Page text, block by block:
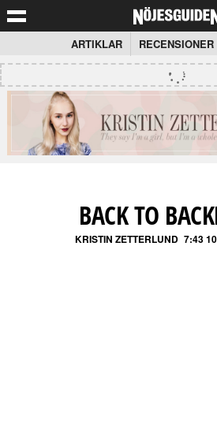
ARTIKLAR RECENSIONER
BACK TO
KRISTIN ZETTERLUND 7:43